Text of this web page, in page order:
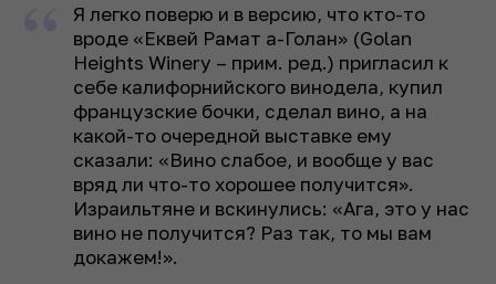
Я легко поверю и в версию, что кто-то
вроде «Еквей Рамат а-Голан» (Golan
Heights Winery – прим. ред.) пригласил к
себе калифорнийского винодела, купил
французские бочки, сделал вино, а на
какой-то очередной выставке ему
сказали: «Вино слабое, и вообще у вас
вряд ли что-то хорошее получится».
Израильтяне и вскинулись: «Ага, это у нас
вино не получится? Раз так, то мы вам
докажем!».